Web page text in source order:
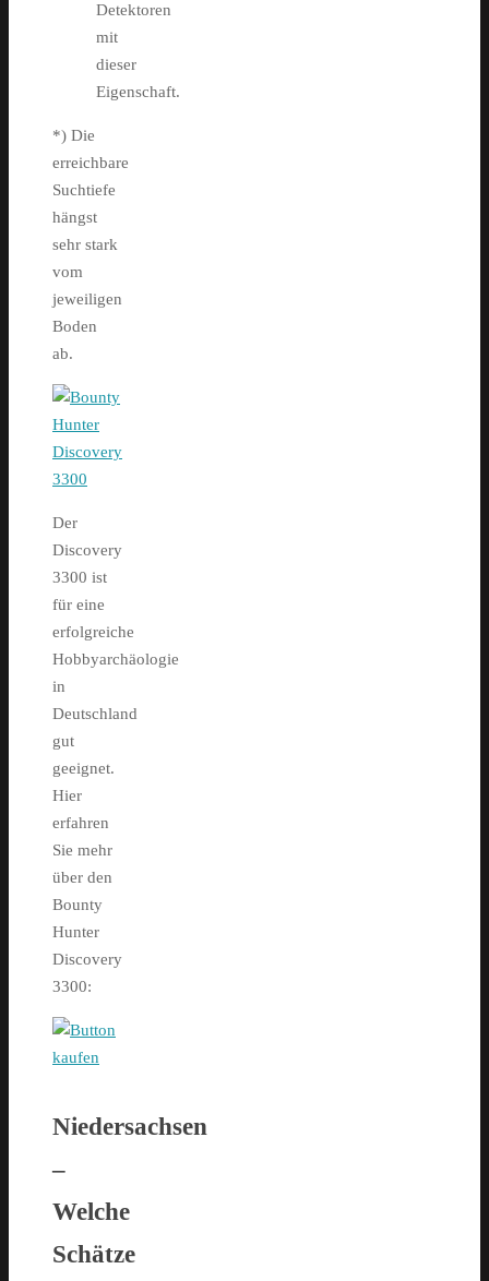
Detektoren
mit
dieser
Eigenschaft.
*) Die
erreichbare
Suchtiefe
hängst
sehr stark
vom
jeweiligen
Boden
ab.
Der
Discovery
3300 ist
für eine
erfolgreiche
Hobbyarchäologie
in
Deutschland
gut
geeignet.
Hier
erfahren
Sie mehr
über den
Bounty
Hunter
Discovery
3300:
Niedersachsen
–
Welche
Schätze